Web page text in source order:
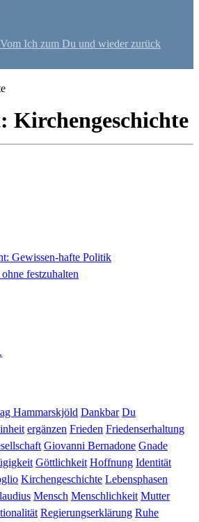
Ich zum Du und wieder zurück
Kirchengeschichte
Gewissen-hafte Politik
festzuhalten
Hammarskjöld Dankbar Du
ergänzen Frieden Friedenserhaltung
Giovanni Bernadone Gnade
Göttlichkeit Hoffnung Identität
Kirchengeschichte Lebensphasen
Mensch Menschlichkeit Mutter
Regierungserklärung Ruhe